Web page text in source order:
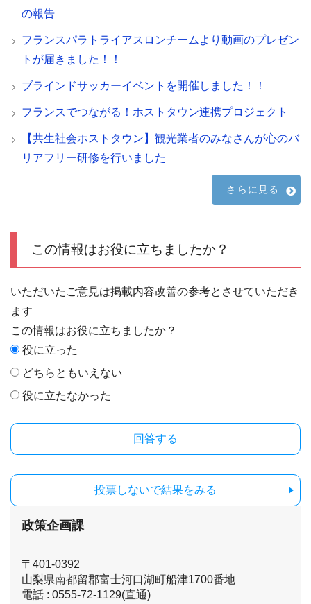
の報告
フランスパラトライアスロンチームより動画のプレゼン
トが届きました！！
ブラインドサッカーイベントを開催しました！！
フランスでつながる！ホストタウン連携プロジェクト
【共生社会ホストタウン】観光業者のみなさんが心のバ
リアフリー研修を行いました
さらに見る
この情報はお役に立ちましたか？
いただいたご意見は掲載内容改善の参考とさせていただき
ます
この情報はお役に立ちましたか？
役に立った
どちらともいえない
役に立たなかった
投票しないで結果をみる
政策企画課
〒401-0392
山梨県南都留郡富士河口湖町船津1700番地
電話 : 0555-72-1129(直通)